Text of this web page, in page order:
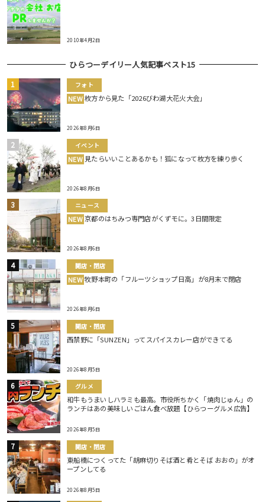
2010年4月2日
ひらつーデイリー人気記事ベスト15
フォト
NEW 枚方から見た「2026びわ湖大花火大会」
2026年8月6日
イベント
NEW 見たらいいことあるかも！狐になって枚方を練り歩く
2026年8月6日
ニュース
NEW 京都のはちみつ専門店がくずモに。3日間限定
2026年8月6日
開店・閉店
NEW 牧野本町の「フルーツショップ日高」が8月末で閉店
2026年8月6日
開店・閉店
西禁野に「SUNZEN」ってスパイスカレー店ができてる
2026年8月5日
グルメ
和牛もうまいしハラミも最高。市役所ちかく「焼肉じゅん」の
ランチはあの美味しいごはん食べ放題【ひらつーグルメ広告】
2026年8月5日
開店・閉店
東船橋につくってた「胡麻切りそば酒と肴とそば おおの」がオ
ープンしてる
2026年8月5日